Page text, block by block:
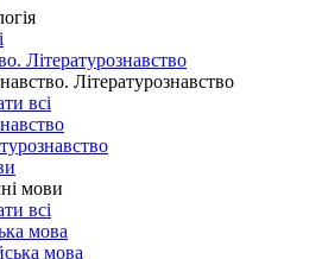
Літературознавство
Літературознавство
всі
мови
всі
мова
мова